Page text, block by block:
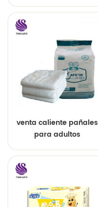
venta caliente pañales
para adultos